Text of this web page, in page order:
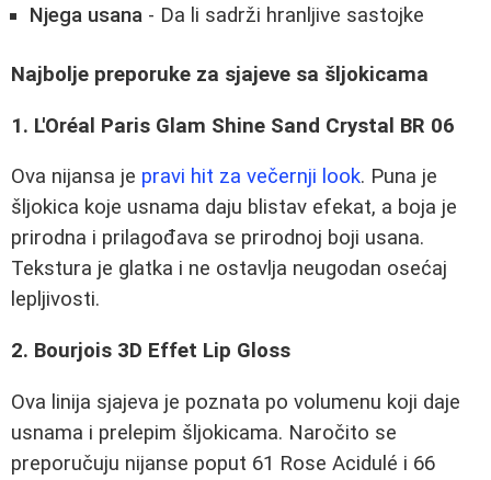
Njega usana - Da li sadrži hranljive sastojke
Najbolje preporuke za sjajeve sa šljokicama
1. L'Oréal Paris Glam Shine Sand Crystal BR 06
Ova nijansa je pravi hit za večernji look. Puna je
šljokica koje usnama daju blistav efekat, a boja je
prirodna i prilagođava se prirodnoj boji usana.
Tekstura je glatka i ne ostavlja neugodan osećaj
lepljivosti.
2. Bourjois 3D Effet Lip Gloss
Ova linija sjajeva je poznata po volumenu koji daje
usnama i prelepim šljokicama. Naročito se
preporučuju nijanse poput 61 Rose Acidulé i 66